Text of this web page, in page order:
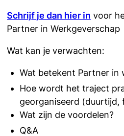
Schrijf je dan hier in voor
Partner in Werkgeverschap
Wat kan je verwachten:
Wat betekent Partner in
Hoe wordt het traject
georganiseerd (duurtijd,
Wat zijn de voordelen?
Q&A